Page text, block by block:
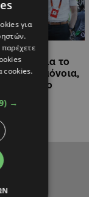
για το
η Ομόνοια,
το 2023 ο
για
cookies.
→